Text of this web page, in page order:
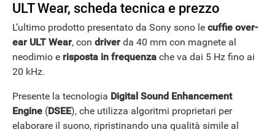
ULT Wear, scheda tecnica e prezzo
L’ultimo prodotto presentato da Sony sono le cuffie over-
ear ULT Wear, con driver da 40 mm con magnete al
neodimio e risposta in frequenza che va dai 5 Hz fino ai
20 kHz.
Presente la tecnologia Digital Sound Enhancement
Engine (DSEE), che utilizza algoritmi proprietari per
elaborare il suono, ripristinando una qualità simile al